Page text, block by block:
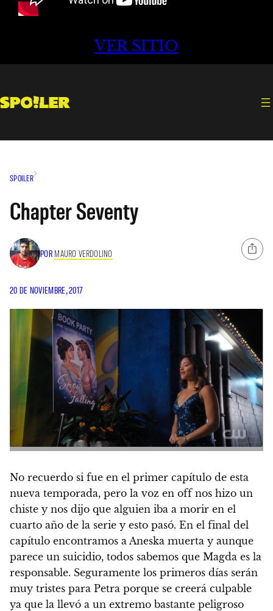
VER SITIO
SPOILER
Chapter Seventy
POR MAURO VERDOLINO
20 DE NOVIEMBRE, 2017
No recuerdo si fue en el primer capítulo de esta
nueva temporada, pero la voz en off nos hizo un
chiste y nos dijo que alguien iba a morir en el
cuarto año de la serie y esto pasó. En el final del
capítulo encontramos a Aneska muerta y aunque
parece un suicidio, todos sabemos que Magda es la
responsable. Seguramente los primeros días serán
muy tristes para Petra porque se creerá culpable
ya que la llevó a un extremo bastante peligroso